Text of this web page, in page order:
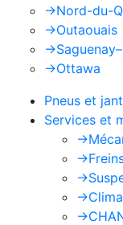
->Nord-du-
->Outaouais
->
->Ottawa
Pneus et
Services et
->
->
->
->
->